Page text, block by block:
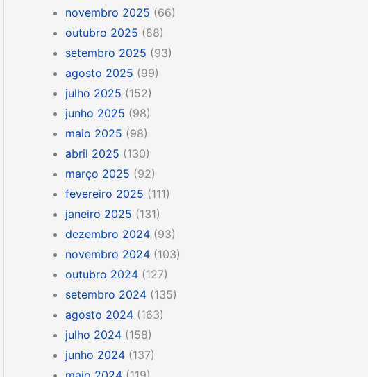
novembro 2025 (66)
outubro 2025 (88)
setembro 2025 (93)
agosto 2025 (99)
julho 2025 (152)
junho 2025 (98)
maio 2025 (98)
abril 2025 (130)
março 2025 (92)
fevereiro 2025 (111)
janeiro 2025 (131)
dezembro 2024 (93)
novembro 2024 (103)
outubro 2024 (127)
setembro 2024 (135)
agosto 2024 (163)
julho 2024 (158)
junho 2024 (137)